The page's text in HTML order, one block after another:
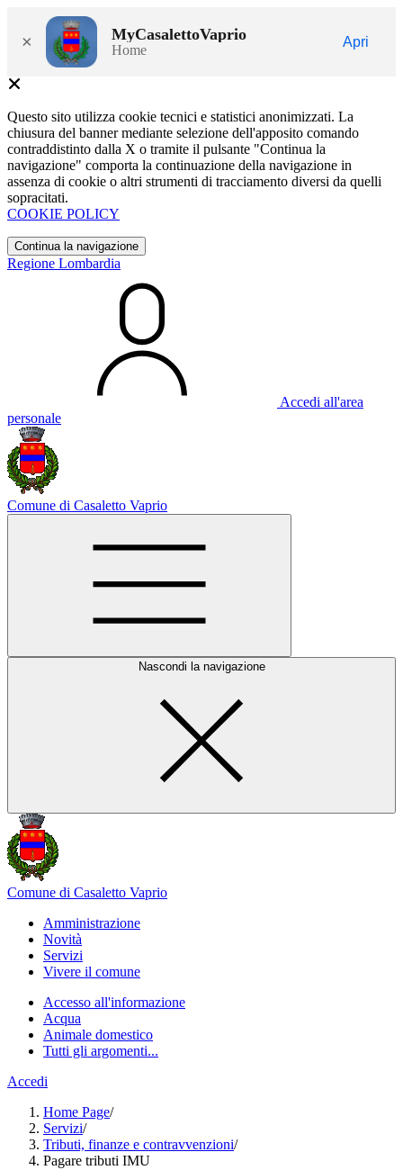
× MyCasalettoVaprio
Home
Apri
Questo sito utilizza cookie tecnici e statistici anonimizzati. La
chiusura del banner mediante selezione dell'apposito comando
contraddistinto dalla X o tramite il pulsante "Continua la
navigazione" comporta la continuazione della navigazione in
assenza di cookie o altri strumenti di tracciamento diversi da quelli
sopracitati.
COOKIE POLICY
Continua la navigazione
Regione Lombardia
Accedi all'area
personale
Comune di Casaletto Vaprio
Nascondi la navigazione
Comune di Casaletto Vaprio
Amministrazione
Novità
Servizi
Vivere il comune
Accesso all'informazione
Acqua
Animale domestico
Tutti gli argomenti...
Accedi
Home Page/
Servizi/
Tributi, finanze e contravvenzioni/
Pagare tributi IMU